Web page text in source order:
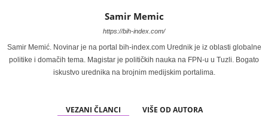
Samir Memic
https://bih-index.com/
Samir Memić. Novinar je na portal bih-index.com Urednik je iz oblasti globalne
politike i domačih tema. Magistar je političkih nauka na FPN-u u Tuzli. Bogato
iskustvo urednika na brojnim medijskim portalima.
VEZANI ČLANCI VIŠE OD AUTORA